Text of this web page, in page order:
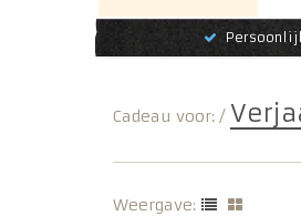
Cadeau voor: /
Weergave: